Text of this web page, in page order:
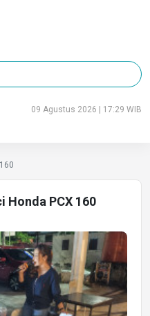
09 Agustus 2026 | 17:29 WIB
Honda PCX 160